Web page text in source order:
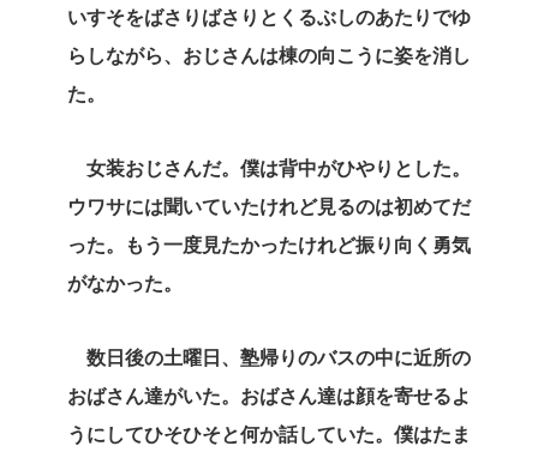
いすそをばさりばさりとくるぶしのあたりでゆ
らしながら、おじさんは棟の向こうに姿を消し
た。
女装おじさんだ。僕は背中がひやりとした。
ウワサには聞いていたけれど見るのは初めてだ
った。もう一度見たかったけれど振り向く勇気
がなかった。
数日後の土曜日、塾帰りのバスの中に近所の
おばさん達がいた。おばさん達は顔を寄せるよ
うにしてひそひそと何か話していた。僕はたま